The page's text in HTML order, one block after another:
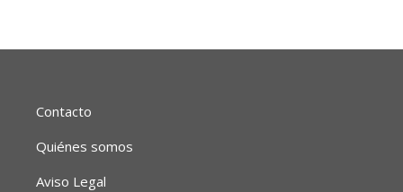
Contacto
Quiénes somos
Aviso Legal